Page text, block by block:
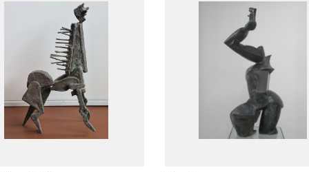
men
op het
blijkt hij
diverse
waarin